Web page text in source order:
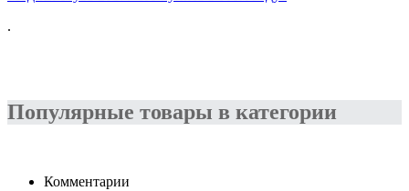
.
Популярные товары в категории
Комментарии